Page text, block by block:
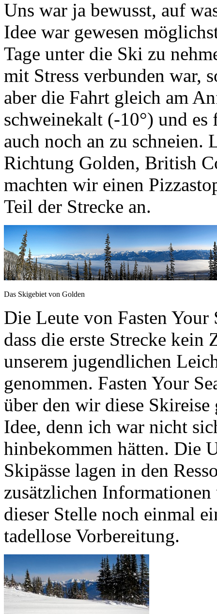
Uns war ja bewusst, auf
Idee war gewesen
Tage unter die Ski zu
mit Stress verbunden war,
aber die Fahrt gleich am
schweinekalt (-10°) und
auch noch an zu schneien.
Richtung Golden, British
machten wir einen
Teil der Strecke an.
Das Skigebiet von Golden
Die Leute von Fasten Your
dass die erste Strecke
unserem jugendlichen
genommen. Fasten Your
über den wir diese Skireise
Idee, denn ich war nicht
hinbekommen hätten. Die
Skipässe lagen in den
zusätzlichen
dieser Stelle noch einmal
tadellose Vorbereitung.